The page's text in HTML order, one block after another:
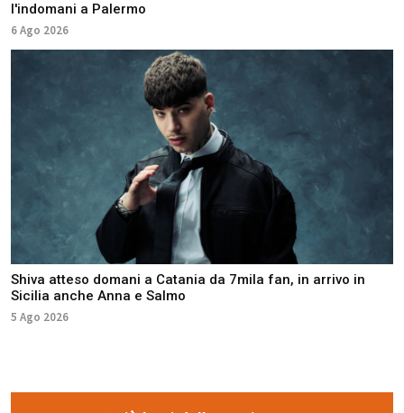
l'indomani a Palermo
6 Ago 2026
Shiva atteso domani a Catania da 7mila fan, in arrivo in
Sicilia anche Anna e Salmo
5 Ago 2026